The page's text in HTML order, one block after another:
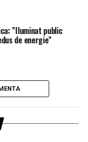
”Iluminat public
de energie”